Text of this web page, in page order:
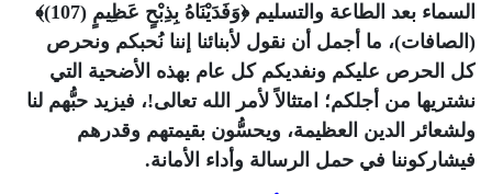
السماء بعد الطاعة والتسليم﴿وَفَدَيْنَاهُ بِذِبْحٍ عَظِيمٍ (107)﴾
(الصافات)، ما أجمل أن نقول لأبنائنا إننا نُحبكم ونحرص
كل الحرص عليكم ونفديكم كل عام بهذه الأضحية التي
نشتريها من أجلكم؛ امتثالاً لأمر الله تعالى!، فيزيد حبُّهم لنا
ولشعائر الدين العظيمة، ويحسُّون بقيمتهم وقدرهم
فيشاركوننا في حمل الرسالة وأداء الأمانة.